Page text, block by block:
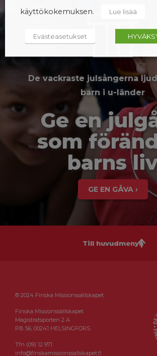
De vackraste julsångerna
barn i u-länder
Ge en
som
barns
GE EN GÅVA ›
Till huvudmenyn
© 2024 Finska Missionssällskapet
Finska Missionssällskapet
Magistratsporten 2 A
PB 56, 00241 HELSINGFORS
Tfn (09) 12 971
info@finskamissionssallskapet.fi
käyttökokemuksen.
Lue lisää
Evästeasetukset